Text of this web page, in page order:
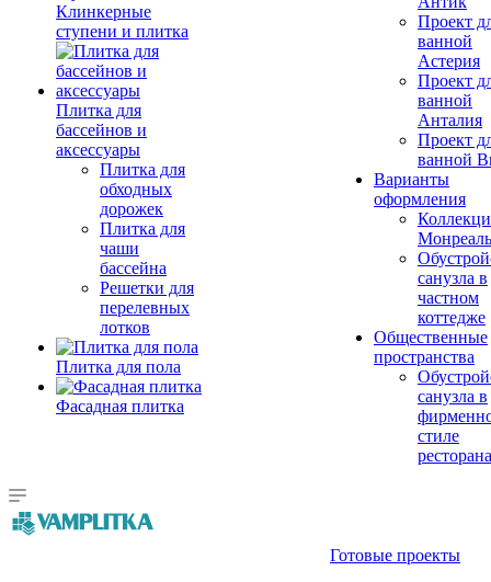
Клинкерные
ступени и плитка
Плитка для
бассейнов и
аксессуары
Плитка для
обходных
дорожек
Плитка для
чаши
бассейна
Решетки для
перелевных
лотков
Плитка для пола
Фасадная плитка
Проект
ванной
Астерия
Проект
ванной
Анталия
Проект
ванной
Варианты
оформления
Монреаль
санузла в
частном
коттедже
Общественные
пространства
санузла в
стиле
ресторана
Готовые проекты